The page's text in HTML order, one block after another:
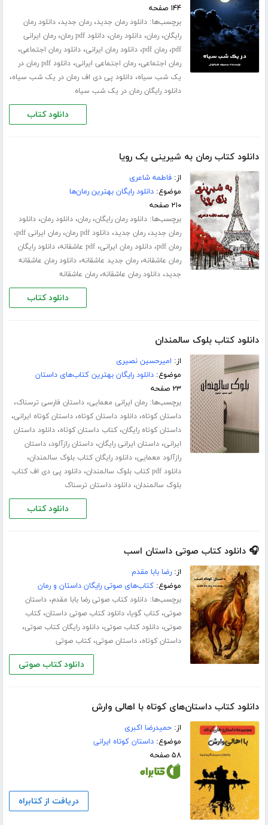
۱۴۴ صفحه
برچسب‌ها:دانلود رمان جدید،رمان جدید،دانلود رمان
رایگان،رمان،دانلود رمان،دانلود pdf رمان ،رمان ایرانی
pdf،رمان pdf ،دانلود رمان ایرانی،دانلود رمان اجتماعی،
رمان اجتماعی،رمان اجتماعی ایرانی،
دانلود pdf رمان در
یک شب سیاه،دانلود پی دی اف رمان در یک شب سیاه،
دانلود رایگان رمان در یک شب سیاه
دانلود کتاب
دانلود کتاب رمان به شیرینی یک رویا
از:فاطمه شاعری
موضوع:دانلود رایگان بهترین رمان‌ها
۲۱۰ صفحه
برچسب‌ها:دانلود رمان رایگان،رمان،دانلود رمان،دانلود
رمان جدید،رمان جدید،دانلود pdf رمان ،رمان ایرانی pdf ،
رمان pdf ،دانلود رمان ایرانی،pdf عاشقانه ،دانلود رایگان
رمان عاشقانه،رمان جدید عاشقانه،دانلود رمان عاشقانه
جدید،دانلود رمان عاشقانه،رمان عاشقانه
دانلود کتاب
دانلود کتاب بلوک سالمندان
از: امیرحسین نصیری
موضوع:دانلود رایگان بهترین کتاب‌های داستان
۲۳ صفحه
برچسب‌ها:رمان ایرانی معمایی،داستان فارسی ترسناک،
داستان کوتاه،دانلود داستان کوتاه،داستان کوتاه ایرانی،
داستان کوتاه رایگان،کتاب داستان کوتاه،دانلود داستان
ایرانی،داستان ایرانی رایگان،داستان رازآلود،داستان
رازآلود معمایی،دانلود رایگان کتاب بلوک سالمندان،
دانلود pdf کتاب بلوک سالمندان ،دانلود پی دی اف کتاب
بلوک سالمندان،دانلود داستان ترسناک
دانلود کتاب
🎧 دانلود کتاب صوتی داستان اسب
از:رضا بابا مقدم
موضوع:کتاب‌های صوتی رایگان داستان و رمان
برچسب‌ها:دانلود کتاب صوتی رضا بابا مقدم،داستان
صوتی،کتاب گویا،دانلود کتاب صوتی داستان،کتاب
صوتی،دانلود کتاب صوتی،دانلود رایگان کتاب صوتی،
داستان کوتاه،داستان صوتی،کتاب صوتی
دانلود کتاب صوتی
دانلود کتاب داستان‌های کوتاه با اهالی وارش
از:حمیدرضا اکبری
موضوع:داستان کوتاه ایرانی
۵۸ صفحه
دریافت از کتابراه